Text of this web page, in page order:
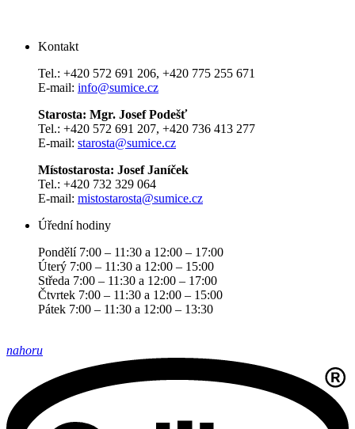
Kontakt
Tel.: +420 572 691 206, +420 775 255 671
E-mail: info@sumice.cz
Starosta: Mgr. Josef Podešť
Tel.: +420 572 691 207, +420 736 413 277
E-mail: starosta@sumice.cz
Místostarosta: Josef Janíček
Tel.: +420 732 329 064
E-mail: mistostarosta@sumice.cz
Úřední hodiny
Pondělí 7:00 – 11:30 a 12:00 – 17:00
Úterý 7:00 – 11:30 a 12:00 – 15:00
Středa 7:00 – 11:30 a 12:00 – 17:00
Čtvrtek 7:00 – 11:30 a 12:00 – 15:00
Pátek 7:00 – 11:30 a 12:00 – 13:30
nahoru